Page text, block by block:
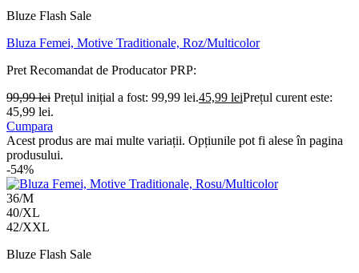
Bluze Flash Sale
Bluza Femei, Motive Traditionale, Roz/Multicolor
Pret Recomandat de ProducatorPRP:
99,99lei Prețul inițial a fost: 99,99 lei.45,99 leiPrețul curent este:
45,99 lei.
Cumpara
Acest produs are mai multe variații. Opțiunile pot fi alese în pagina
produsului.
-54%
36/M
40/XL
42/XXL
Bluze Flash Sale